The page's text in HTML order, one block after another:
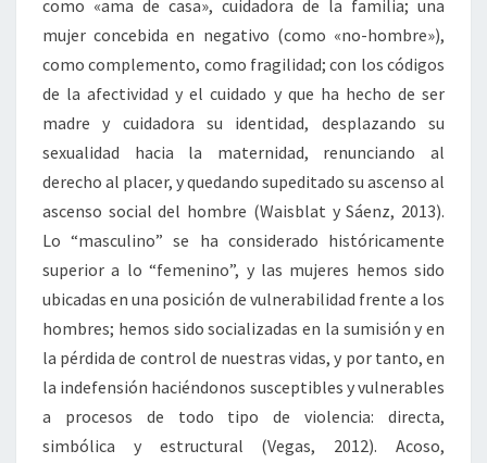
como «ama de casa», cuidadora de la familia; una
mujer concebida en negativo (como «no-hombre»),
como complemento, como fragilidad; con los códigos
de la afectividad y el cuidado y que ha hecho de ser
madre y cuidadora su identidad, desplazando su
sexualidad hacia la maternidad, renunciando al
derecho al placer, y quedando supeditado su ascenso al
ascenso social del hombre (Waisblat y Sáenz, 2013).
Lo “masculino” se ha considerado históricamente
superior a lo “femenino”, y las mujeres hemos sido
ubicadas en una posición de vulnerabilidad frente a los
hombres; hemos sido socializadas en la sumisión y en
la pérdida de control de nuestras vidas, y por tanto, en
la indefensión haciéndonos susceptibles y vulnerables
a procesos de todo tipo de violencia: directa,
simbólica y estructural (Vegas, 2012). Acoso,